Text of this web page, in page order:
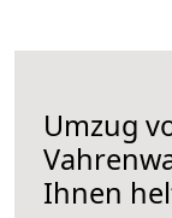
Umzug
Ihnen